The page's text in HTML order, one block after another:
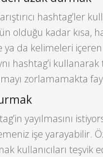
hashtag’ler
olduğu kadar kısa,
da kelimeleri
hashtag’i
zorlamamakta
yayılmasını
işe yarayabilir.
kullanıcıları